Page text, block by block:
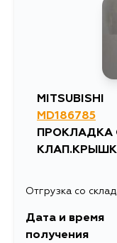
MITSUBISHI
MD186785
ПРОКЛАДКА
Отгрузка со
Дата и время
получения